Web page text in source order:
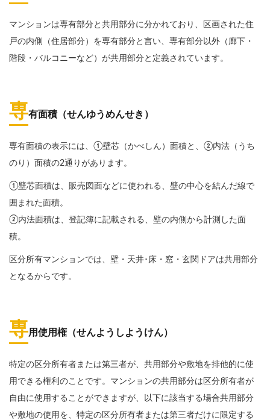
マンションは専有部分と共用部分に分かれており、区画された住
戸の内側（住居部分）を専有部分と言い、専有部分以外（廊下・
階段・バルコニーなど）が共用部分と定義されています。
専有面積（せんゆうめんせき）
専有面積の表示には、①壁芯（かべしん）面積と、②内法（うち
のり）面積の2通りがあります。
①壁芯面積は、販売図面などに使われる、壁の中心を結んだ線で
囲まれた面積。
②内法面積は、登記簿に記載される、壁の内側から計測した面
積。
区分所有マンションでは、壁・天井･床・窓・玄関ドアは共用部分
となるからです。
専用使用権（せんようしようけん）
特定の区分所有者または第三者が、共用部分や敷地を排他的に使
用できる権利のことです。マンションの共用部分は区分所有者が
自由に使用することができますが、以下に該当する場合共用部分
や敷地の使用を、特定の区分所有者または第三者だけに限定する